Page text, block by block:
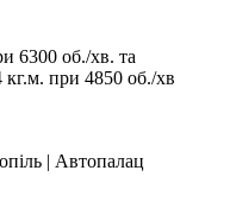
6300 об./хв. та
при 4850 об./хв